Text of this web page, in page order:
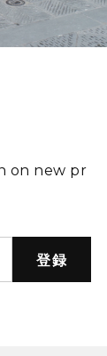
on new pr
登録